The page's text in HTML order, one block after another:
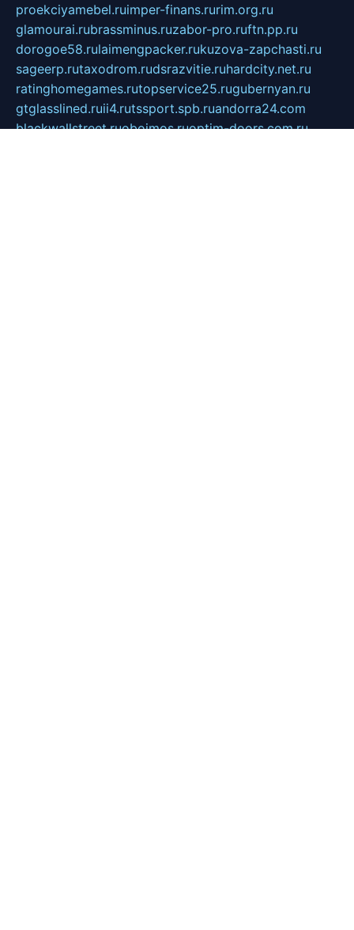
proekciyamebel.ruimper-finans.rurim.org.ru
glamourai.rubrassminus.ruzabor-pro.ruftn.pp.ru
dorogoe58.rulaimengpacker.rukuzova-zapchasti.ru
sageerp.rutaxodrom.rudsrazvitie.ruhardcity.net.ru
ratinghomegames.rutopservice25.rugubernyan.ru
gtglasslined.ruii4.rutssport.spb.ruandorra24.com
blackwallstreet.ruoboimos.ruoptim-doors.com.ru